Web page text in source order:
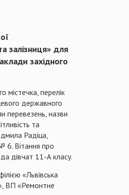
залізниця» для
західного
містечка, перелік
державного
перевезень, назви
та
Радіца,
6. Вітання про
дівчат 11-А класу.
«Львівська
ВП «Ремонтне